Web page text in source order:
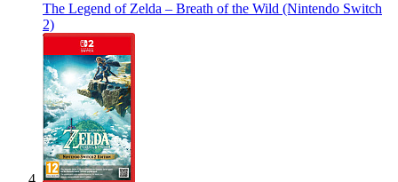
The Legend of Zelda – Breath of the Wild (Nintendo Switch
2)